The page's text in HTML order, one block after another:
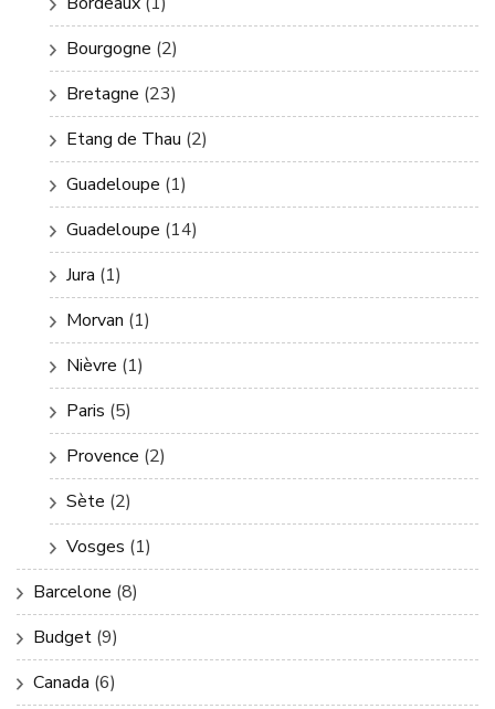
Bourgogne (2)
Bretagne (23)
Etang de Thau (2)
Guadeloupe (1)
Guadeloupe (14)
Jura (1)
Morvan (1)
Nièvre (1)
Paris (5)
Provence (2)
Sète (2)
Vosges (1)
Barcelone (8)
Budget (9)
Canada (6)